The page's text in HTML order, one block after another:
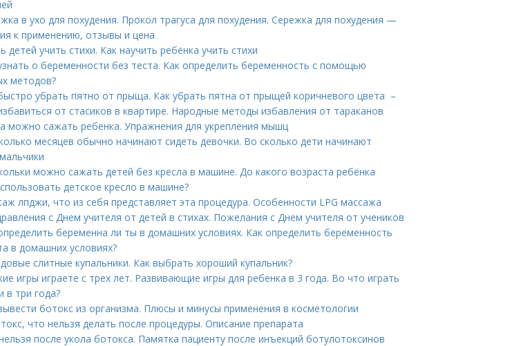
в ухо для похудения. Прокол трагуса для похудения. Сережка для похудения —
к применению, отзывы и цена
детей учить стихи. Как научить ребёнка учить стихи
о беременности без теста. Как определить беременность с помощью
методов?
убрать пятно от прыща. Как убрать пятна от прыщей коричневого цвета –
от стасиков в квартире. Народные методы избавления от тараканов
можно сажать ребенка. Упражнения для укрепления мышц
месяцев обычно начинают сидеть девочки. Во сколько дети начинают
можно сажать детей без кресла в машине. До какого возраста ребёнка
детское кресло в машине?
лпджи, что из себя представляет эта процедура. Особенности LPG массажа
с Днем учителя от детей в стихах. Пожелания с Днем учителя от учеников
беременна ли ты в домашних условиях. Как определить беременность
в домашних условиях?
слитные купальники. Как выбрать хороший купальник?
игры играете с трех лет. Развивающие игры для ребенка в 3 года. Во что играть
в три года?
ботокс из организма. Плюсы и минусы применения в косметологии
что нельзя делать после процедуры. Описание препарата
после укола ботокса. Памятка пациенту после инъекций ботулотоксинов